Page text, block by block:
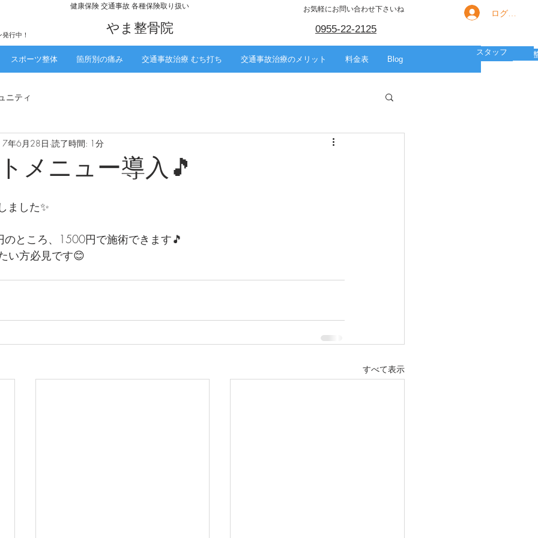
行中！
​健康保険 交通事故 各種保険取り扱い
​やま整骨院
お気軽にお問い合わせ下さいね
0955-22-2125
ログイン
スポーツ整体 箇所別の痛み 交通事故治療 むち打ち 交通事故治療のメリット 料金表 Blog
スポーツ
美容整体
箇所別の痛み
HOME
スタッフ
ニティ
メニュー導入🎵
年6月28日 読了時間: 1分
ました✨
ところ、1500円で施術できます🎵
い方必見です😊
すべて表示